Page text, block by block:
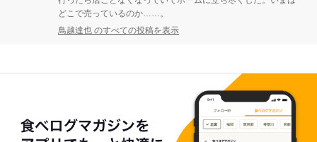
どこで売っているのか……。
鳥越達也 のすべての投稿を表示